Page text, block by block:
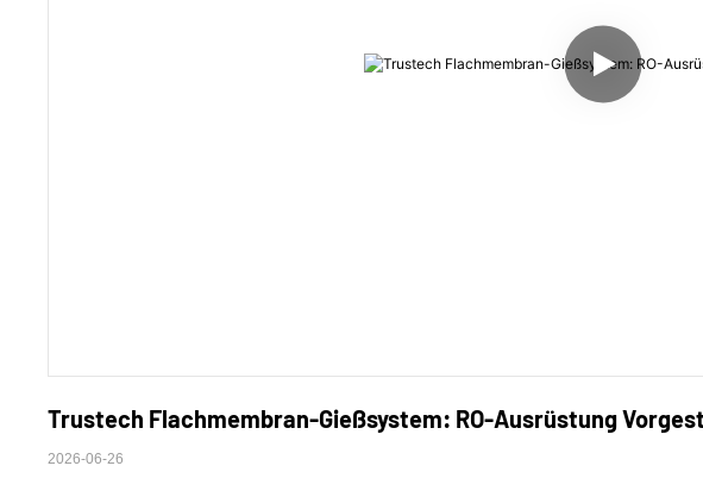
Trustech Flachmembran-Gießsystem: RO-Ausrüstung
2026-06-26